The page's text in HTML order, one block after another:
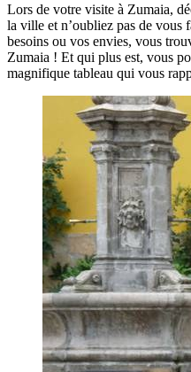
Lors de votre visite à Zumaia,
la ville et n’oubliez pas de vous
besoins ou vos envies, vous
Zumaia ! Et qui plus est, vous
magnifique tableau qui vous